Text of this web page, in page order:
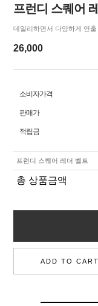
프런디 스퀘어
데일리하면서 다양하게 연
26,000
소비자가격
판매가
적립금
프런디 스퀘어 레더 벨트
총 상품금액
ADD TO CART